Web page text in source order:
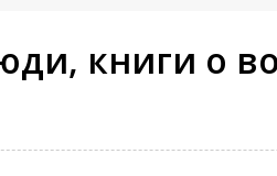
книги о